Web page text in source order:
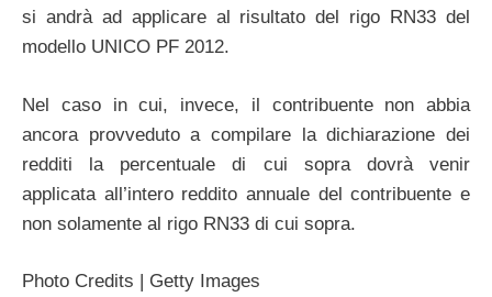
si andrà ad applicare al risultato del rigo RN33 del
modello UNICO PF 2012.
Nel caso in cui, invece, il contribuente non abbia
ancora provveduto a compilare la dichiarazione dei
redditi la percentuale di cui sopra dovrà venir
applicata all’intero reddito annuale del contribuente e
non solamente al rigo RN33 di cui sopra.
Photo Credits | Getty Images